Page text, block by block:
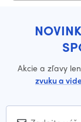
Akcie a zľavy
zvuku a